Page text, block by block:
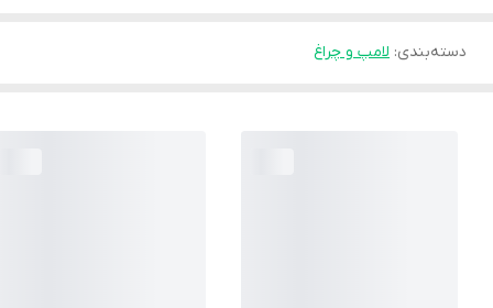
دسته‌بندی: لامپ و چراغ